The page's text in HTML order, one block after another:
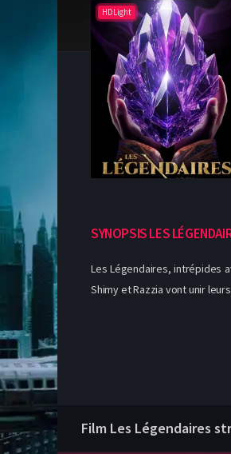
HDLight
SYNOPSIS LES
Les Légendaires, intrépides
Shimy et Razzia vont unir
Film Les Légendaires